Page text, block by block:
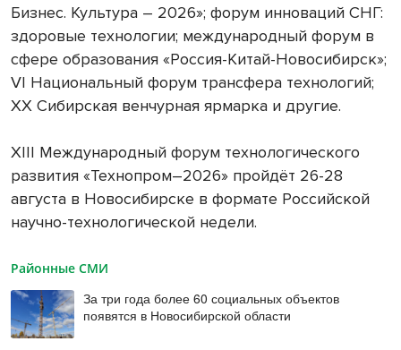
Бизнес. Культура – 2026»; форум инноваций СНГ:
здоровые технологии; международный форум в
сфере образования «Россия-Китай-Новосибирск»;
VI Национальный форум трансфера технологий;
XX Сибирская венчурная ярмарка и другие.
XIII Международный форум технологического
развития «Технопром–2026» пройдёт 26-28
августа в Новосибирске в формате Российской
научно-технологической недели.
Районные СМИ
За три года более 60 социальных объектов
появятся в Новосибирской области